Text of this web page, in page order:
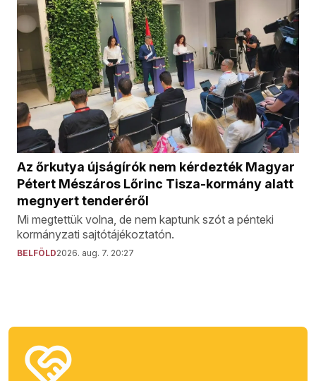
Az őrkutya újságírók nem kérdezték Magyar
Pétert Mészáros Lőrinc Tisza-kormány alatt
megnyert tenderéről
Mi megtettük volna, de nem kaptunk szót a pénteki
kormányzati sajtótájékoztatón.
BELFÖLD2026. aug. 7. 20:27